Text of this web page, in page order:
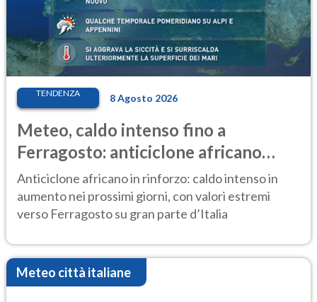
TENDENZA 8 Agosto 2026
Meteo, caldo intenso fino a
Ferragosto: anticiclone africano
ancora protagonista
Anticiclone africano in rinforzo: caldo intenso in
aumento nei prossimi giorni, con valori estremi
verso Ferragosto su gran parte d’Italia
Meteo città italiane